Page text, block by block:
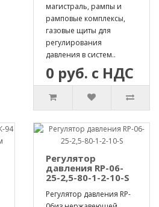
магистраль, рампы и
рамповые комплексы,
газовые щиты для
регулирования
давления в систем..
0 руб. с НДС
Регулятор
давления RP-06-
25-2,5-80-1-2-10-S
Регулятор давления RP-